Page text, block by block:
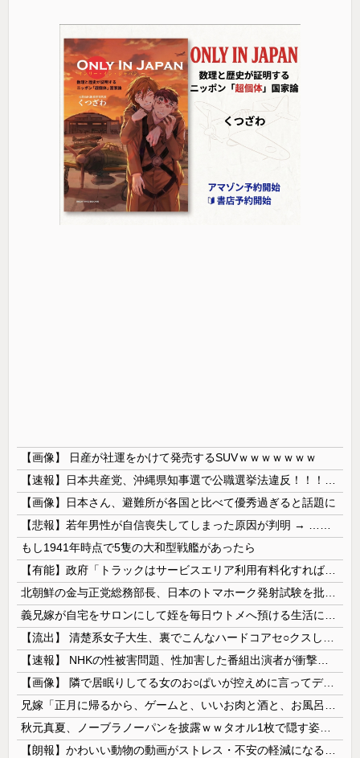
【画像】 日産が社運をかけて発売するSUVｗｗｗｗｗｗｗ
【画像】日本さん、避難所が各国と比べて優秀過ぎると話題に
もし1941年時点で5隻の大和型戦艦があったら
【有能】政府「トラックはサービスエリア利用有料化すればサボらず走るし流問題解決じゃね？」
【画像】 隣で居眠りしてる女のお○ぱいが控えめに言ってデカいｗｗｗ